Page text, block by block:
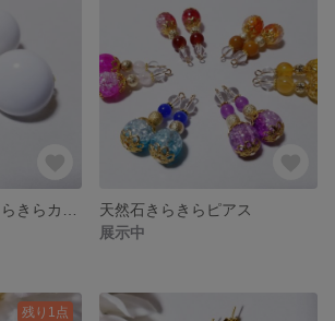
天然石きらきらピアス
展示中
残り1点